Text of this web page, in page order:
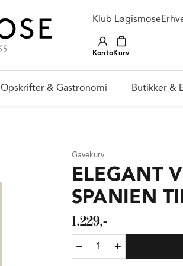
Klub Løgismose
KontoKurv
Opskrifter & Gastronomi Butikker &
Gavekurv
ELEGANT
SPANIEN
1.229,-